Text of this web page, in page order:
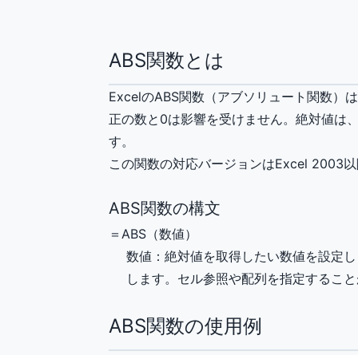
ABS関数とは
ExcelのABS関数（アブソリュート関数）
正の数と0は影響を受けません。絶対値は
す。
この関数の対応バージョンはExcel 2003
ABS関数の構文
＝ABS（数値）
数値 ：絶対値を取得したい数値を設定
します。セル参照や配列を指定すること
ABS関数の使用例